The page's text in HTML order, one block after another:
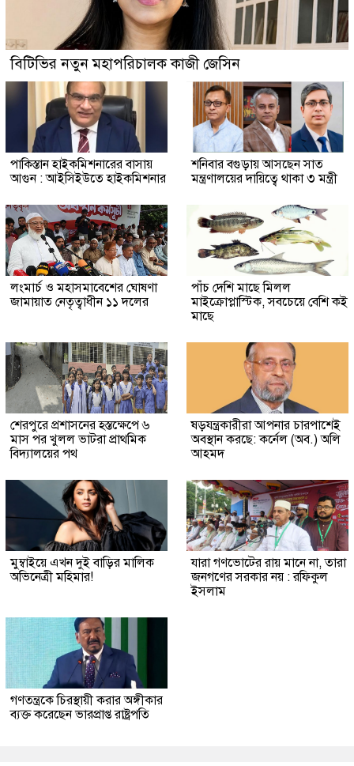
বিটিভির নতুন মহাপরিচালক কাজী জেসিন
পাকিস্তান হাইকমিশনারের বাসায়
আগুন : আইসিইউতে হাইকমিশনার
শনিবার বগুড়ায় আসছেন সাত
মন্ত্রণালয়ের দায়িত্বে থাকা ৩ মন্ত্রী
লংমার্চ ও মহাসমাবেশের ঘোষণা
জামায়াত নেতৃত্বাধীন ১১ দলের
পাঁচ দেশি মাছে মিলল
মাইক্রোপ্লাস্টিক, সবচেয়ে বেশি কই
মাছে
শেরপুরে প্রশাসনের হস্তক্ষেপে ৬
মাস পর খুলল ভাটরা প্রাথমিক
বিদ্যালয়ের পথ
ষড়যন্ত্রকারীরা আপনার চারপাশেই
অবস্থান করছে: কর্নেল (অব.) অলি
আহমদ
মুম্বাইয়ে এখন দুই বাড়ির মালিক
অভিনেত্রী মহিমার!
যারা গণভোটের রায় মানে না, তারা
জনগণের সরকার নয় : রফিকুল
ইসলাম
গণতন্ত্রকে চিরস্থায়ী করার অঙ্গীকার
ব্যক্ত করেছেন ভারপ্রাপ্ত রাষ্ট্রপতি